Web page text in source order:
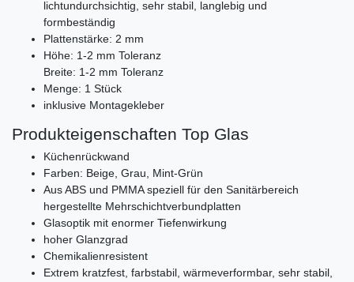
lichtundurchsichtig, sehr stabil, langlebig und
formbeständig
Plattenstärke: 2 mm
Höhe: 1-2 mm Toleranz
Breite: 1-2 mm Toleranz
Menge: 1 Stück
inklusive Montagekleber
Produkteigenschaften Top Glas
Küchenrückwand
Farben: Beige, Grau, Mint-Grün
Aus ABS und PMMA speziell für den Sanitärbereich
hergestellte Mehrschichtverbundplatten
Glasoptik mit enormer Tiefenwirkung
hoher Glanzgrad
Chemikalienresistent
Extrem kratzfest, farbstabil, wärmeverformbar, sehr stabil,